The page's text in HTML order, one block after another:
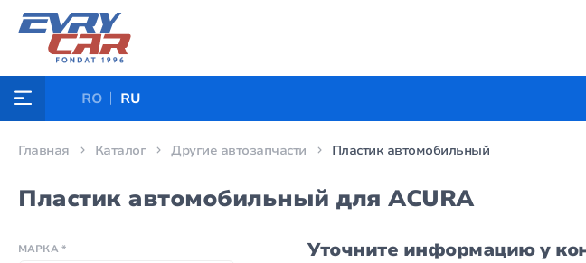
RO RU
Главная Каталог Другие автозапчасти Пластик автомобильный
Пластик автомобильный для ACURA
МАРКА * Уточните информацию у